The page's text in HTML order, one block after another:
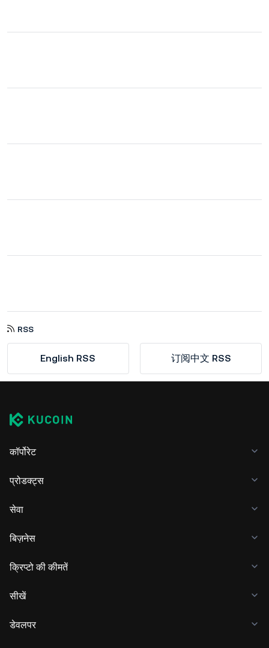
RSS
English RSS 订阅中文 RSS
कॉर्पोरेट
प्रोडक्ट्स
सेवा
बिज़नेस
क्रिप्टो की कीमतें
सीखें
डेवलपर